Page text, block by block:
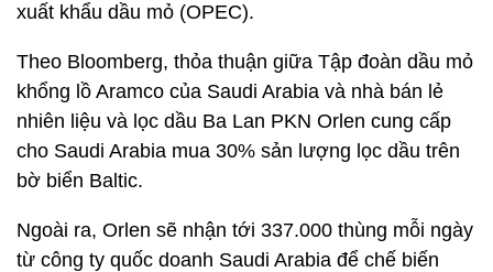
xuất khẩu dầu mỏ (OPEC).
Theo Bloomberg, thỏa thuận giữa Tập đoàn dầu mỏ
khổng lồ Aramco của Saudi Arabia và nhà bán lẻ
nhiên liệu và lọc dầu Ba Lan PKN Orlen cung cấp
cho Saudi Arabia mua 30% sản lượng lọc dầu trên
bờ biển Baltic.
Ngoài ra, Orlen sẽ nhận tới 337.000 thùng mỗi ngày
từ công ty quốc doanh Saudi Arabia để chế biến